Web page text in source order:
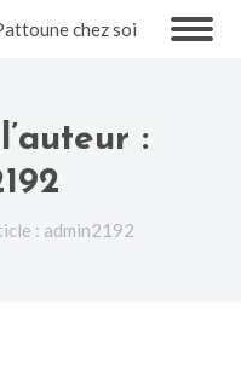
chez soi
:
: admin2192